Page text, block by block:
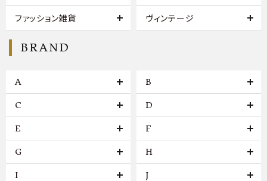
ファッション雑貨 ヴィンテージ
BRAND
A B
C D
E F
G H
I J